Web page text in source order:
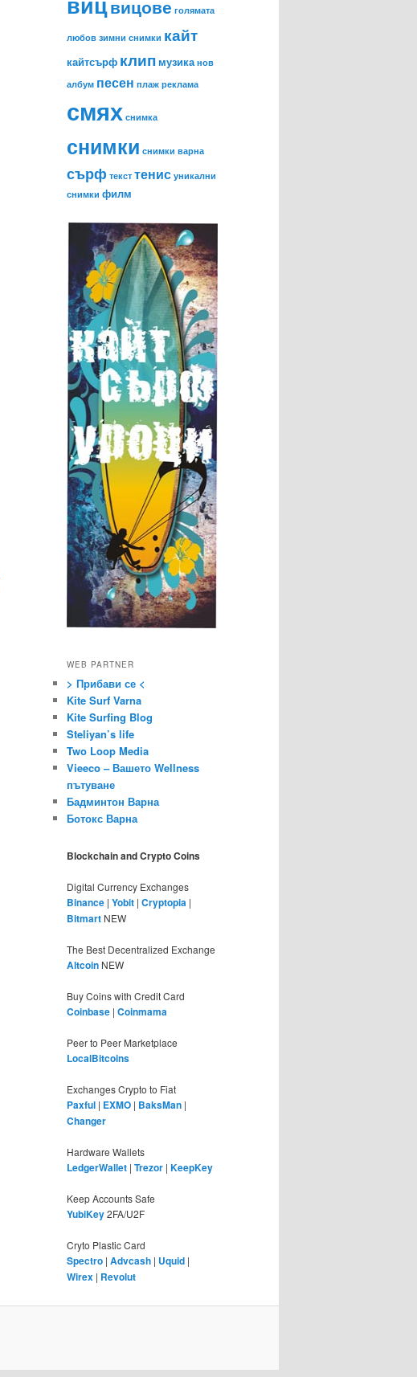
вицове голямата
любов зимни снимки кайт
кайтсърф клип музика нов
албум песен плаж реклама
смях снимка
снимки снимки варна
сърф текст тенис уникални
снимки филм
WEB PARTNER
> Прибави се <
Kite Surf Varna
Kite Surfing Blog
Steliyan’s life
Two Loop Media
Vieeco – Вашето Wellness
пътуване
Бадминтон Варна
Ботокс Варна
Blockchain and Crypto Coins
Digital Currency Exchanges
Binance | Yobit | Cryptopia |
Bitmart NEW
The Best Decentralized Exchange
Altcoin NEW
Buy Coins with Credit Card
Coinbase | Coinmama
Peer to Peer Marketplace
LocalBitcoins
Exchanges Crypto to Fiat
Paxful | EXMO | BaksMan |
Changer
Hardware Wallets
LedgerWallet | Trezor | KeepKey
Keep Accounts Safe
YubiKey2FA/U2F
Cryto Plastic Card
Spectro | Advcash | Uquid |
Wirex | Revolut